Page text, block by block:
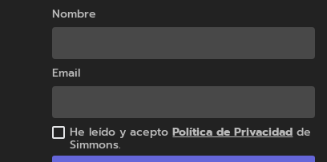
Nombre
Email
He leído y aceptoPolítica de Privacidadde
Simmons.